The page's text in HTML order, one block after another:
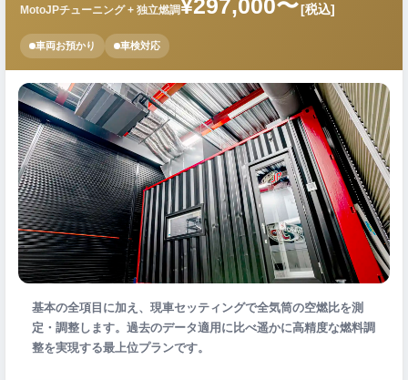
MotoJPチューニング + 独立燃調¥297,000〜[税込]
車両お預かり 車検対応
基本の全項目に加え、現車セッティングで全気筒の空燃比を測
定・調整します。過去のデータ適用に比べ遥かに高精度な燃料調
整を実現する最上位プランです。